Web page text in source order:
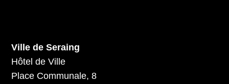
Ville de Seraing
Hôtel de Ville
Place Communale, 8